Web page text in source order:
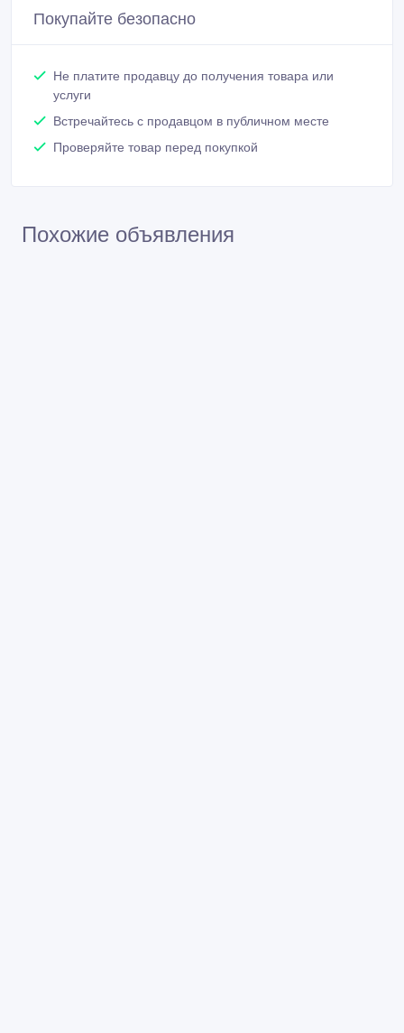
Покупайте безопасно
Не платите продавцу до получения товара или
услуги
Встречайтесь с продавцом в публичном месте
Проверяйте товар перед покупкой
Похожие объявления